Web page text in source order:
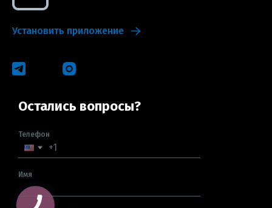
Установить приложение
Остались вопросы?
Телефон
Имя